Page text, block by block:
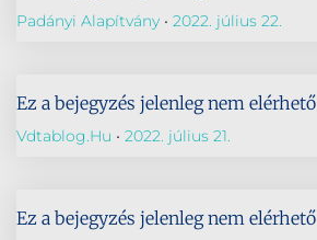
Padányi Alapítvány 2022. július 22.
Ez a bejegyzés jelenleg nem elérhető
Vdtablog.hu 2022. július 21.
Ez a bejegyzés jelenleg nem elérhető